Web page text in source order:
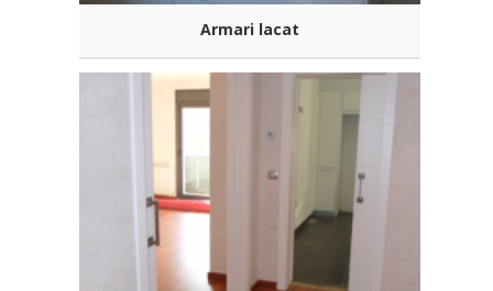
Armari lacat